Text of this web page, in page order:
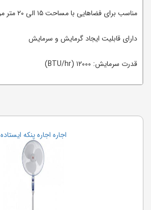
مناسب برای فضاهایی با مساحت ۱۵ الی ۲۰ متر مربع
دارای قابلیت ایجاد گرمایش و سرمایش
قدرت سرمایش: ۱۲۰۰۰ (BTU/hr)
اجاره اجاره پنکه ایستاده